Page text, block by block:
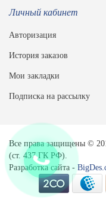
Личный кабинет
Авторизация
История заказов
Мои закладки
Подписка на рассылку
Все права защищены ©
(ст. 437 ГК РФ).
Разработка сайта -